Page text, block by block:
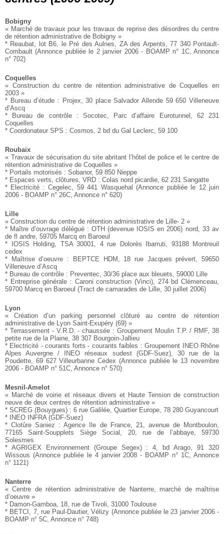
Bobigny
« Marché de travaux pour les travaux de reprise des désordres du centre
de rétention administrative de Bobigny »
* Reaubat, lot B6, le Pré des Aulnes, ZA des Arpents, 77 340Pontault-
Combault (Annonce publiée le 2 janvier 2006 - BOAMP n° 1C, Annonce
n° 702)
Coquelles
« Construction du centre de rétention administrative de Coquelles en
2003 »
* Bureau d’étude : Projex, 30 place Salvador Allende 59 650 Villeneuve
d’Ascq
* Bureau de contrôle : Socotec, Parc d’affaire Eurotunnel, 62 231
Coquelles
* Coordonateur SPS : Cosmos, 2 bd du Gal Leclerc, 59 100
Roubaix
« Travaux de sécurisation du site abritant l’hôtel de police et lecentre de
rétention administrative de Coquelles »
* Portails motorisés : Sobanor, 59 850 Nieppe
* Espaces verts, clôtures, VRD : Colas nord picardie, 62 231 Sangatte
* Electricité : Cegelec, 59 441 Wasquehal (Annonce publiée le 12 juin
2006 - BOAMP n° 26C, Annonce n° 620)
Lille
« Construction du centre de rétention administrative de Lille- 2 »
* Maître d’ouvrage délégué : OTH (devenue IOSIS en 2006) nord, 33 av
de fl andre, 59705 Marcq en Baroeul
* IOSIS Holding, TSA 30001, 4 rue Dolorès Ibarruti, 93188Montreuil
cedex
* Maîtrise d’oeuvre : BEPTCE HDM, 18 rue Jacques prévert, 59650
Villeneuve d’Ascq
* Bureau de contrôle : Preventec, 30/36 place aux bleuets, 59000 Lille
* Entreprise générale : Caroni construction (Vinci), 274 bd Clémenceau,
59700 Marcq en Baroeul (Tract de camarades de Lille, 30 juillet 2006)
Lyon
« Création d’un parking personnel clôturé au centre de rétention
administrative de Lyon Saint-Exupéry (69) »
* Terrassement - V.R.D. - chaussée : Groupement MoulinT.P. / RMF, 38
petite rue de la Plaine, 38 307 Bourgoin-Jallieu
* Electricité - courants forts - courants faibles : Groupement INEO Rhône
Alpes Auvergne / INEO réseaux sudest(GDF-Suez), 30 rue de la
Poudette, 69 627 Villeurbanne Cedex (Annonce publiée le 13 novembre
2006 - BOAMP n° 51C, Annonce n° 570)
Mesnil-Amelot
« Marché de voirie et réseaux divers et Haute Tension de construction
neuve de deux centres de rétention administrative »
* SCREG (Bouygues) : 6 rue Galilée, Quartier Europe, 78 280 Guyancourt
* INEO INFRA (GDF-Suez)
* Clotûre Saniez : Agence Ile de France, 21, avenue deMontboulon,
77165 Saint-Soupplets Siège Social, 20, rue de l’abbaye, 59730
Solesmes
* AGRIGEX Environnement (Groupe Segex) : 4, bd Arago, 91 320
Wissous (Annonce publiée le 4 janvier 2008 - BOAMP n° 1C, Annonce
n° 1121)
Nanterre
« Centre de rétention administrative de Nanterre, marché demaîtrise
d’oeuvre »
* Damon-Gamboa, 18, rue de Tivoli, 31000 Toulouse
* BETCI, 7, rue Paul-Dautier, Vélizy (Annonce publiée le 23 janvier 2006 -
BOAMP n° 5C, Annonce n° 748)